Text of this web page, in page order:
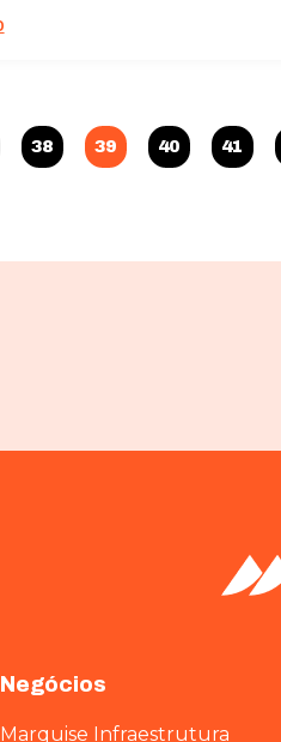
38 39 40 41
Negócios
Marquise Infraestrutura